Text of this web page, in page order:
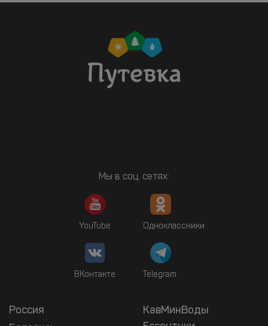
Мы в соц. сетях:
YouTube Одноклассники
ВКонтакте Telegram
Россия
КавМинВоды